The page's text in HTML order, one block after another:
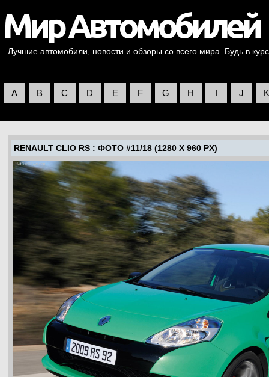
Лучшие автомобили, новости и обзоры со всего мира. Будь в
A B C D E F G H I J K
RENAULT CLIO RS : ФОТО #11/18 (1280 X 960 PX)